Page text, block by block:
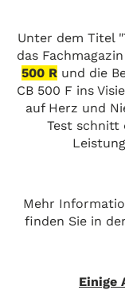
Unter dem Titel
das
500 R und die
CB 500 F ins
auf Herz und
Test schnitt
Mehr
finden Sie in
Einige
zur Übersicht